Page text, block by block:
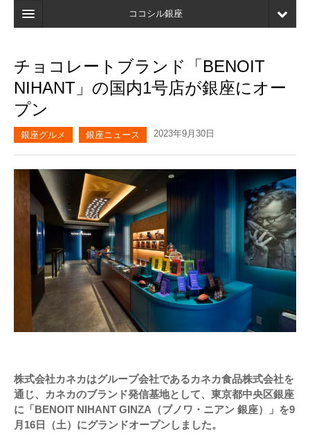
ココシル銀座
検索
店舗・施設最新情報
口コミ
マイページ
ブックマーク
チョコレートブランド「BENOIT
NIHANT」の国内1号店が銀座にオー
プン
銀座グルメ 銀座ニュース 2023年9月30日
株式会社カネカはグループ会社であるカネカ食品株式会社を
通じ、カネカのブランド発信基地として、東京都中央区銀座
に「BENOIT NIHANT GINZA（ブノワ・ニアン 銀座）」を9
月16日（土）にグランドオープンしました。